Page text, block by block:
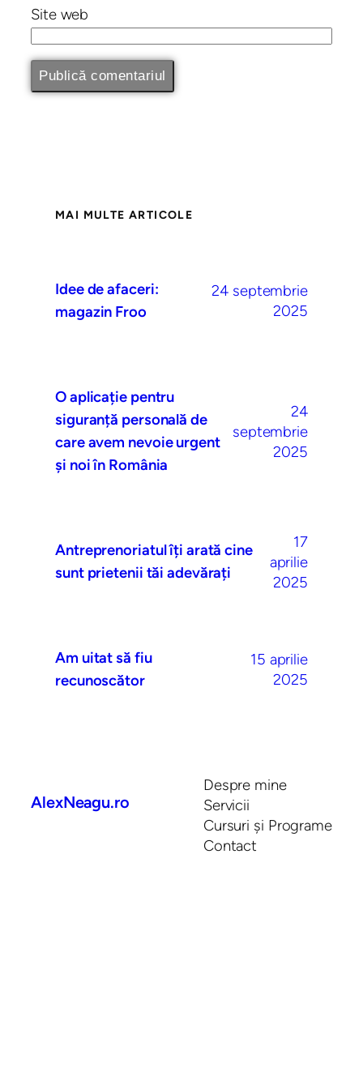
Site web
MAI MULTE ARTICOLE
Idee de afaceri:
magazin Froo
24 septembrie
2025
O aplicație pentru
siguranță personală de
care avem nevoie urgent
și noi în România
24
septembrie
2025
Antreprenoriatul îți arată cine
sunt prietenii tăi adevărați
17
aprilie
2025
Am uitat să fiu
recunoscător
15 aprilie
2025
AlexNeagu.ro
Despre mine
Servicii
Cursuri și Programe
Contact